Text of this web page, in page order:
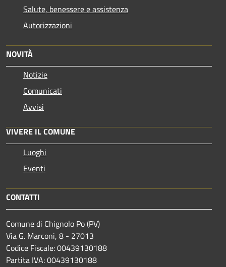
Salute, benessere e assistenza
Autorizzazioni
NOVITÀ
Notizie
Comunicati
Avvisi
VIVERE IL COMUNE
Luoghi
Eventi
CONTATTI
Comune di Chignolo Po (PV)
Via G. Marconi, 8 - 27013
Codice Fiscale: 00439130188
Partita IVA: 00439130188